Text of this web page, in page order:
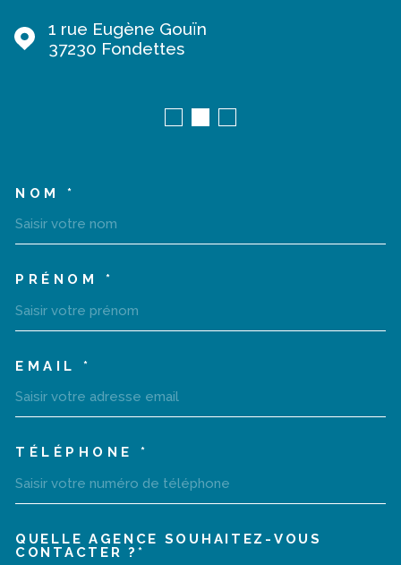
1 rue Eugène Gouïn
37230
Fondettes
NOM *
PRÉNOM *
EMAIL *
TÉLÉPHONE *
QUELLE AGENCE SOUHAITEZ-VOUS
CONTACTER ?*